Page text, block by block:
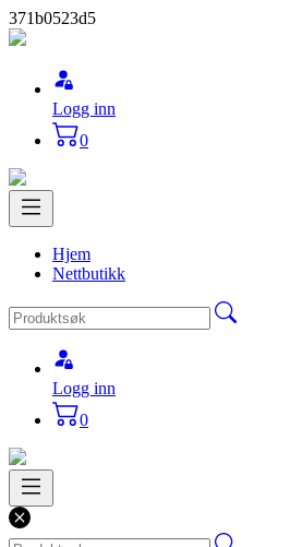
371b0523d5
Logg inn
0
Hjem
Nettbutikk
Logg inn
0